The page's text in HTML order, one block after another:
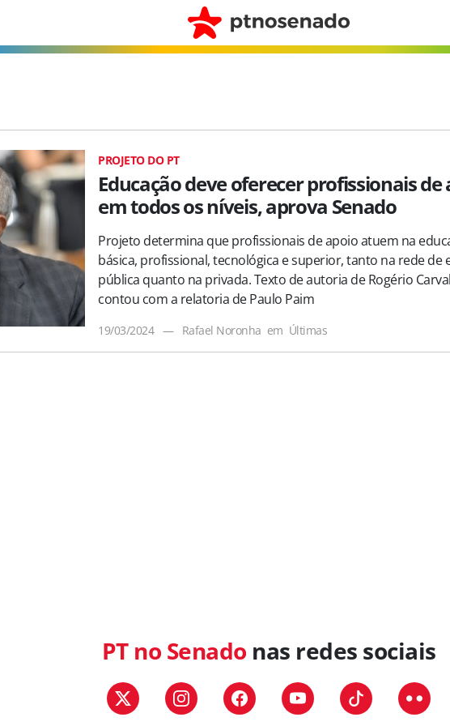
PROJETO DO PT
Educação deve oferecer profissionais de
em todos os níveis, aprova Senado
Projeto determina que profissionais de apoio atuem na
básica, profissional, tecnológica e superior, tanto na rede de
pública quanto na privada. Texto de autoria de Rogério
contou com a relatoria de Paulo Paim
19/03/2024 — Rafael Noronha em Últimas
PT no Senado nas redes sociais